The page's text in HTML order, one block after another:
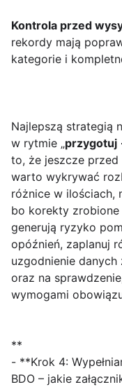
Kontrola przed
rekordy mają
kategorie i
Najlepszą strategią
w rytmie „
to, że jeszcze
warto wykrywać
różnice w ilościach,
bo korekty
generują ryzyko
opóźnień, zaplanuj
uzgodnienie
oraz na
wymogami
**
- **Krok 4:
BDO – jakie